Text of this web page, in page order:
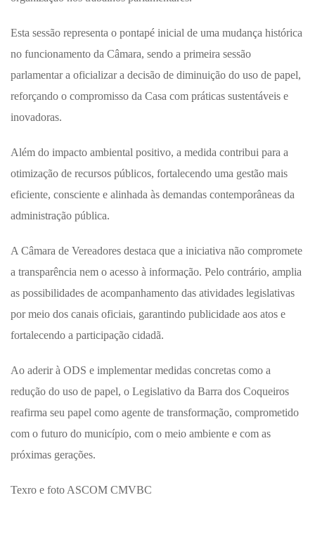
Esta sessão representa o pontapé inicial de uma mudança histórica
no funcionamento da Câmara, sendo a primeira sessão
parlamentar a oficializar a decisão de diminuição do uso de papel,
reforçando o compromisso da Casa com práticas sustentáveis e
inovadoras.
Além do impacto ambiental positivo, a medida contribui para a
otimização de recursos públicos, fortalecendo uma gestão mais
eficiente, consciente e alinhada às demandas contemporâneas da
administração pública.
A Câmara de Vereadores destaca que a iniciativa não compromete
a transparência nem o acesso à informação. Pelo contrário, amplia
as possibilidades de acompanhamento das atividades legislativas
por meio dos canais oficiais, garantindo publicidade aos atos e
fortalecendo a participação cidadã.
Ao aderir à ODS e implementar medidas concretas como a
redução do uso de papel, o Legislativo da Barra dos Coqueiros
reafirma seu papel como agente de transformação, comprometido
com o futuro do município, com o meio ambiente e com as
próximas gerações.
Texro e foto ASCOM CMVBC